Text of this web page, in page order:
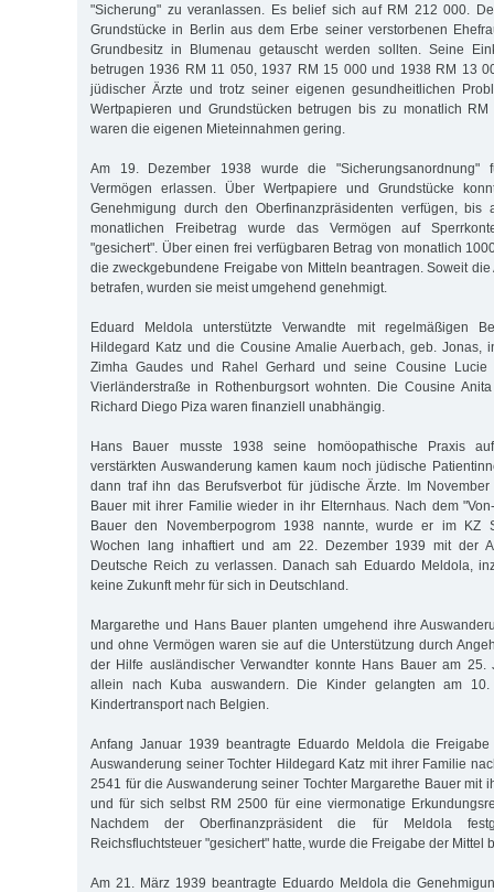
"Sicherung" zu veranlassen. Es belief sich auf RM 212 000.
Grundstücke in Berlin aus dem Erbe seiner verstorbenen
Grundbesitz in Blumenau getauscht werden sollten. Seine
betrugen 1936 RM 11 050, 1937 RM 15 000 und 1938 RM 13
jüdischer Ärzte und trotz seiner eigenen gesundheitlichen
Wertpapieren und Grundstücken betrugen bis zu monatlich
waren die eigenen Mieteinnahmen gering.
Am 19. Dezember 1938 wurde die "Sicherungsanordnung"
Vermögen erlassen. Über Wertpapiere und Grundstücke
Genehmigung durch den Oberfinanzpräsidenten verfügen, bis
monatlichen Freibetrag wurde das Vermögen auf
"gesichert". Über einen frei verfügbaren Betrag von monatlich
die zweckgebundene Freigabe von Mitteln beantragen. Soweit
betrafen, wurden sie meist umgehend genehmigt.
Eduard Meldola unterstützte Verwandte mit regelmäßigen
Hildegard Katz und die Cousine Amalie Auerbach, geb. Jonas,
Zimha Gaudes und Rahel Gerhard und seine Cousine
Vierländerstraße in Rothenburgsort wohnten. Die Cousine
Richard Diego Piza waren finanziell unabhängig.
Hans Bauer musste 1938 seine homöopathische Praxis
verstärkten Auswanderung kamen kaum noch jüdische
dann traf ihn das Berufsverbot für jüdische Ärzte. Im
Bauer mit ihrer Familie wieder in ihr Elternhaus. Nach dem
Bauer den Novemberpogrom 1938 nannte, wurde er im KZ
Wochen lang inhaftiert und am 22. Dezember 1939 mit der
Deutsche Reich zu verlassen. Danach sah Eduardo Meldola,
keine Zukunft mehr für sich in Deutschland.
Margarethe und Hans Bauer planten umgehend ihre
und ohne Vermögen waren sie auf die Unterstützung durch
der Hilfe ausländischer Verwandter konnte Hans Bauer am 25.
allein nach Kuba auswandern. Die Kinder gelangten am
Kindertransport nach Belgien.
Anfang Januar 1939 beantragte Eduardo Meldola die
Auswanderung seiner Tochter Hildegard Katz mit ihrer Familie
2541 für die Auswanderung seiner Tochter Margarethe Bauer mit
und für sich selbst RM 2500 für eine viermonatige
Nachdem der Oberfinanzpräsident die für Meldola
Reichsfluchtsteuer "gesichert" hatte, wurde die Freigabe der Mittel
Am 21. März 1939 beantragte Eduardo Meldola die